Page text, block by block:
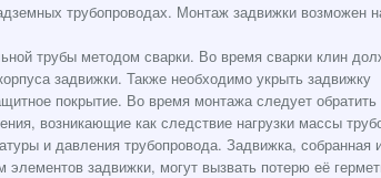
трубопроводах. Монтаж задвижки возможен
трубы методом сварки. Во время сварки клин
задвижки. Также необходимо укрыть задвижку
покрытие. Во время монтажа следует обратить
возникающие как следствие нагрузки массы
и давления трубопровода. Задвижка, собранная
задвижки, могут вызвать потерю её